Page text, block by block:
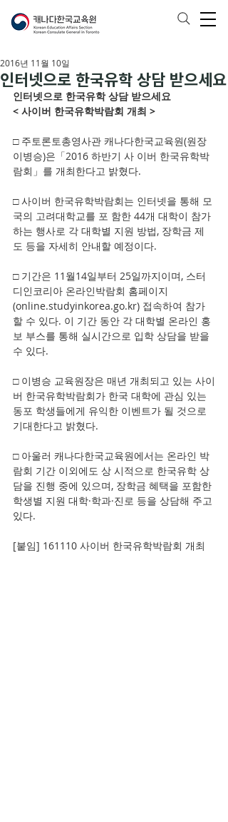
인터넷으로 한국유학 상담 받으세요
2016년 11월 10일
인터넷으로 한국유학 상담 받으세요
< 사이버 한국유학박람회 개최 >
□ 주토론토총영사관 캐나다한국교육원(원장
이병승)은「2016 하반기 사 이버 한국유학박
람회」를 개최한다고 밝혔다.
□ 사이버 한국유학박람회는 인터넷을 통해 모
국의 고려대학교를 포 함한 44개 대학이 참가
하는 행사로 각 대학별 지원 방법, 장학금 제
도 등을 자세히 안내할 예정이다.
□ 기간은 11월14일부터 25일까지이며, 스터
디인코리아 온라인박람회 홈페이지
(online.studyinkorea.go.kr) 접속하여 참가
할 수 있다. 이 기간 동안 각 대학별 온라인 홍
보 부스를 통해 실시간으로 입학 상담을 받을
수 있다.
□ 이병승 교육원장은 매년 개최되고 있는 사이
버 한국유학박람회가 한국 대학에 관심 있는
동포 학생들에게 유익한 이벤트가 될 것으로
기대한다고 밝혔다.
□ 아울러 캐나다한국교육원에서는 온라인 박
람회 기간 이외에도 상 시적으로 한국유학 상
담을 진행 중에 있으며, 장학금 혜택을 포함한
학생별 지원 대학·학과·진로 등을 상담해 주고
있다.
[붙임] 161110 사이버 한국유학박람회 개최